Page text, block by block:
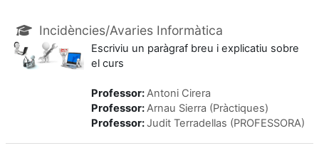
Incidències/Avaries Informàtica
Escriviu un paràgraf breu i explicatiu sobre
el curs
Professor:Antoni Cirera
Professor:Arnau Sierra (Pràctiques)
Professor:Judit Terradellas (PROFESSORA)